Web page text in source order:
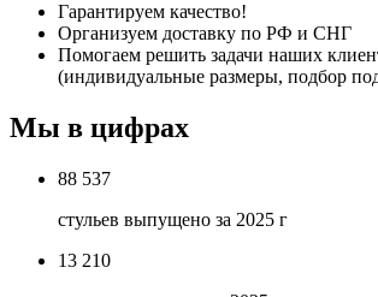
Гарантируем качество!
Организуем доставку по РФ и СНГ
Помогаем решить задачи наших
(индивидуальные размеры, подбор
Мы в цифрах
88 537
стульев выпущено за 2025 г
13 210